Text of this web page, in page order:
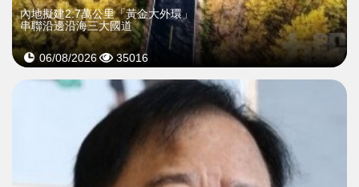
內地擬建2.7萬公里「黃金大外環」
串聯沿邊沿海三大國道
06/08/2026 35016